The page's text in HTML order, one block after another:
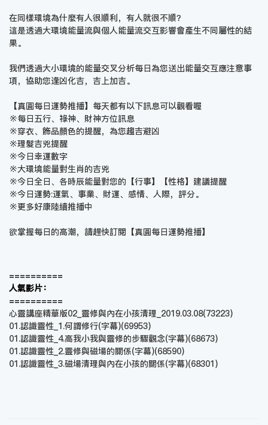
在同樣環境為什麼有人很順利，有人就很不順？
這是透過大環境能量流與個人能量流交互影響會產生不同屬性的結
果。
我們透過大小環境的能量交叉分析每日為您送出能量交互應注意事
項，協助您逢凶化吉，吉上加吉。
【真圓每日運勢推播】每天都有以下訊息可以觀看喔
※每日五行、祿神、財神方位訊息
※穿衣、飾品顏色的提醒，為您趨吉避凶
※理髮吉兇提醒
※今日幸運數字
※大環境能量對生肖的吉兇
※今日全日、各時辰能量對您的【行事】【性格】建議提醒
※今日運勢:運氣、事業、財運、感情、人際，評分。
※更多好康陸續推播中
欲掌握每日的高潮，請趕快訂閱【真圓每日運勢推播】
==========
人氣影片：
==========
心靈講座精華版02_靈修與內在小孩清理_2019.03.08(73223)
01.認識靈性_1.何謂修行(字幕)(69953)
01.認識靈性_4.高我小我與靈修的步驟觀念(字幕)(68673)
01.認識靈性_2.靈修與磁場的關係(字幕)(68590)
01.認識靈性_3.磁場清理與內在小孩的關係(字幕)(68301)